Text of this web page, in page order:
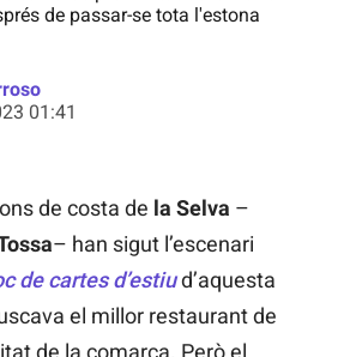
de passar-se tota l'estona
01:41
de costa de la Selva –
– han sigut l’escenari
de cartes d’estiud’aquesta
el millor restaurant de
de la comarca. Però el